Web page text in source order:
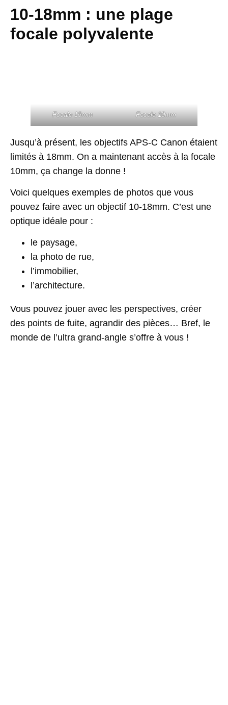
10-18mm : une plage
focale polyvalente
Focale 18mm Focale 10mm
Jusqu’à présent, les objectifs APS-C Canon étaient
limités à 18mm. On a maintenant accès à la focale
10mm, ça change la donne !
Voici quelques exemples de photos que vous
pouvez faire avec un objectif 10-18mm. C’est une
optique idéale pour :
le paysage,
la photo de rue,
l’immobilier,
l’architecture.
Vous pouvez jouer avec les perspectives, créer
des points de fuite, agrandir des pièces… Bref, le
monde de l’ultra grand-angle s’offre à vous !